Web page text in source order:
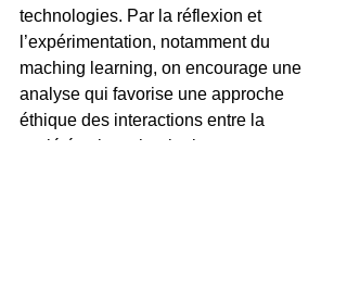
technologies. Par la réflexion et
l’expérimentation, notamment du
maching learning, on encourage une
analyse qui favorise une approche
éthique des interactions entre la
société et la technologie.